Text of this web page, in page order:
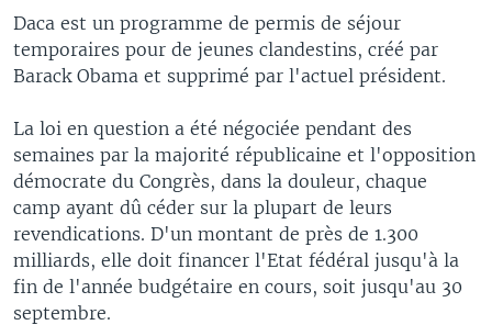
Daca est un programme de permis de séjour
temporaires pour de jeunes clandestins, créé par
Barack Obama et supprimé par l'actuel président.
La loi en question a été négociée pendant des
semaines par la majorité républicaine et l'opposition
démocrate du Congrès, dans la douleur, chaque
camp ayant dû céder sur la plupart de leurs
revendications. D'un montant de près de 1.300
milliards, elle doit financer l'Etat fédéral jusqu'à la
fin de l'année budgétaire en cours, soit jusqu'au 30
septembre.